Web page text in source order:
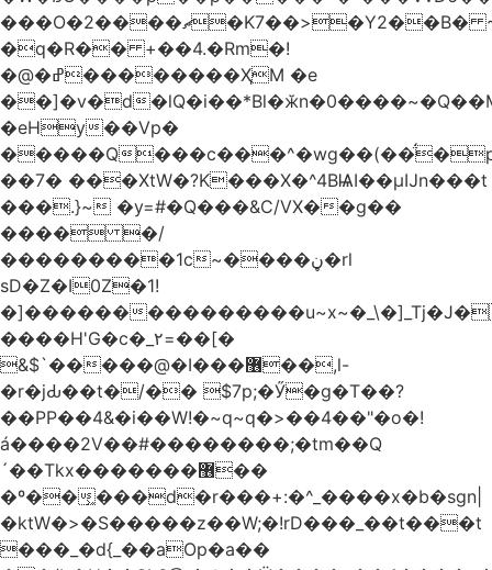
���O�2����ޗ�K7��>�Y2��B� ~$�ӵ�ã��m�dQp^�T�[� k�*h�
�q�R�� +��4.�Rm�!
�@�ߝ��������ҲM �e
̎��]�v�d
�eHy��Vp�
�����Q
��7� ���XtW�?K���X�^4BѨI��μĲn���t
���.}~ �y=#�Q���&C/VX��g��
���� �/
���������1c~����ڼ�rl
sD�Z�I0Z�1!
�]������
����H'G�c�_٢=��[�
&$`�����@�Ӏ���޶��,l-
�r�jԂ��t�/�� $7p;�Ӳ�g�T��?
��PP��4&�i��W!�~q~q�>��4��"�o�!
á����2V��#�� ������;�tm��Q
´��Tkx�������޶��
�º��͖���d�r���+:�^_����x�b�sgn|
�ktW�>�S�����z��W;�!rD���_��t���t
���_�d{_��aOp�a��